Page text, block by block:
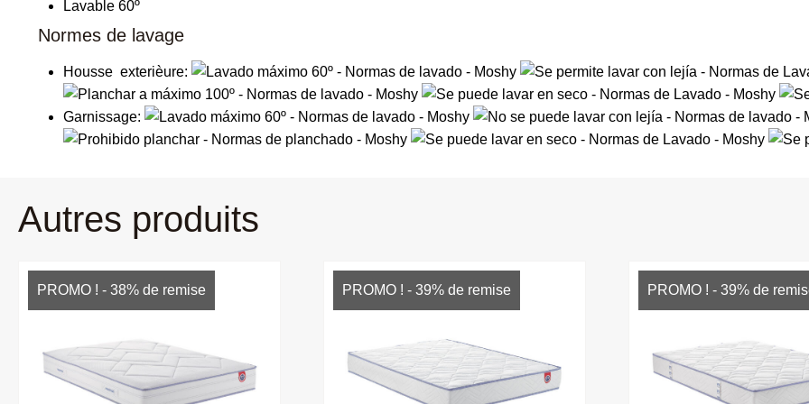
Lavable 60º
Normes de lavage
Housse exterièure:
Garnissage:
Autres produits
PROMO ! - 39% de
PROMO ! - 39% de remise
PROMO ! - 38% de remise